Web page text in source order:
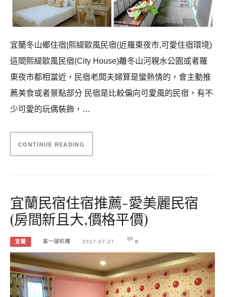
宜蘭冬山鄉住宿|熙緹歐風民宿(近羅東夜市,可愛住宿環境)
這間熙緹歐風民宿(City House)離冬山河親水公園或者羅
東夜市都相當近，民宿老闆夫婦算是蠻熱情的，會主動推
薦美食或者景點部分 民宿是比較偏向可愛風的民宿，有不
少可愛的玩偶裝飾，…
CONTINUE READING
宜蘭民宿住宿推薦-愛美麗民宿
(房間新且大,價格平價)
宜蘭 來一球叭噗 2017-07-27 0